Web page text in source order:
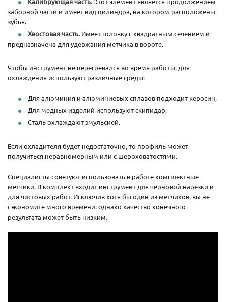
заборной части и имеет вид цилиндра, на котором расположены
зубья.
Хвостовая часть. Имеет головку с квадратным сечением и
предназначена для удержания метчика в вороте.
Чтобы инструмент не перегревался во время работы, для
охлаждения используют различные среды:
Для алюминия и алюминиевых сплавов подходит керосин,
Для медных изделий используют скипидар,
Сталь охлаждают эмульсией.
Если охладителя будет недостаточно, то профиль может
получиться неравномерным или с шероховатостями.
Специалисты советуют использовать в работе комплектные
метчики. В комплект входит инструмент для черновой нарезки и
для чистовых работ. Исключив хотя бы один из метчиков, вы не
сэкономите много времени, однако качество конечного
результата может быть низким.